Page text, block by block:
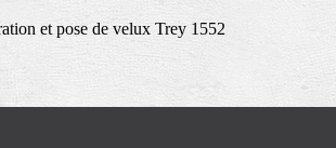
et pose de velux Trey 1552